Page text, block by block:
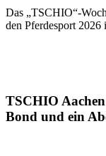
Das „TSCHIO“-
den Pferdesport 2026
TSCHIO
Bond und ein